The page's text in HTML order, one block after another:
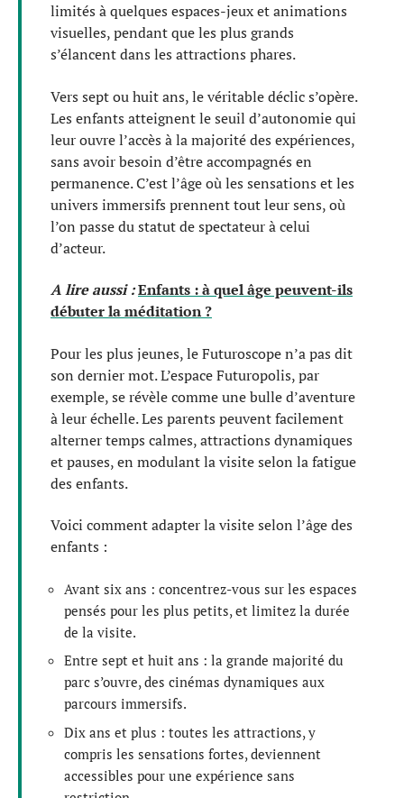
limités à quelques espaces-jeux et animations
visuelles, pendant que les plus grands
s’élancent dans les attractions phares.
Vers sept ou huit ans, le véritable déclic s’opère.
Les enfants atteignent le seuil d’autonomie qui
leur ouvre l’accès à la majorité des expériences,
sans avoir besoin d’être accompagnés en
permanence. C’est l’âge où les sensations et les
univers immersifs prennent tout leur sens, où
l’on passe du statut de spectateur à celui
d’acteur.
A lire aussi :Enfants : à quel âge peuvent-ils
débuter la méditation ?
Pour les plus jeunes, le Futuroscope n’a pas dit
son dernier mot. L’espace Futuropolis, par
exemple, se révèle comme une bulle d’aventure
à leur échelle. Les parents peuvent facilement
alterner temps calmes, attractions dynamiques
et pauses, en modulant la visite selon la fatigue
des enfants.
Voici comment adapter la visite selon l’âge des
enfants :
Avant six ans : concentrez-vous sur les espaces
pensés pour les plus petits, et limitez la durée
de la visite.
Entre sept et huit ans : la grande majorité du
parc s’ouvre, des cinémas dynamiques aux
parcours immersifs.
Dix ans et plus : toutes les attractions, y
compris les sensations fortes, deviennent
accessibles pour une expérience sans